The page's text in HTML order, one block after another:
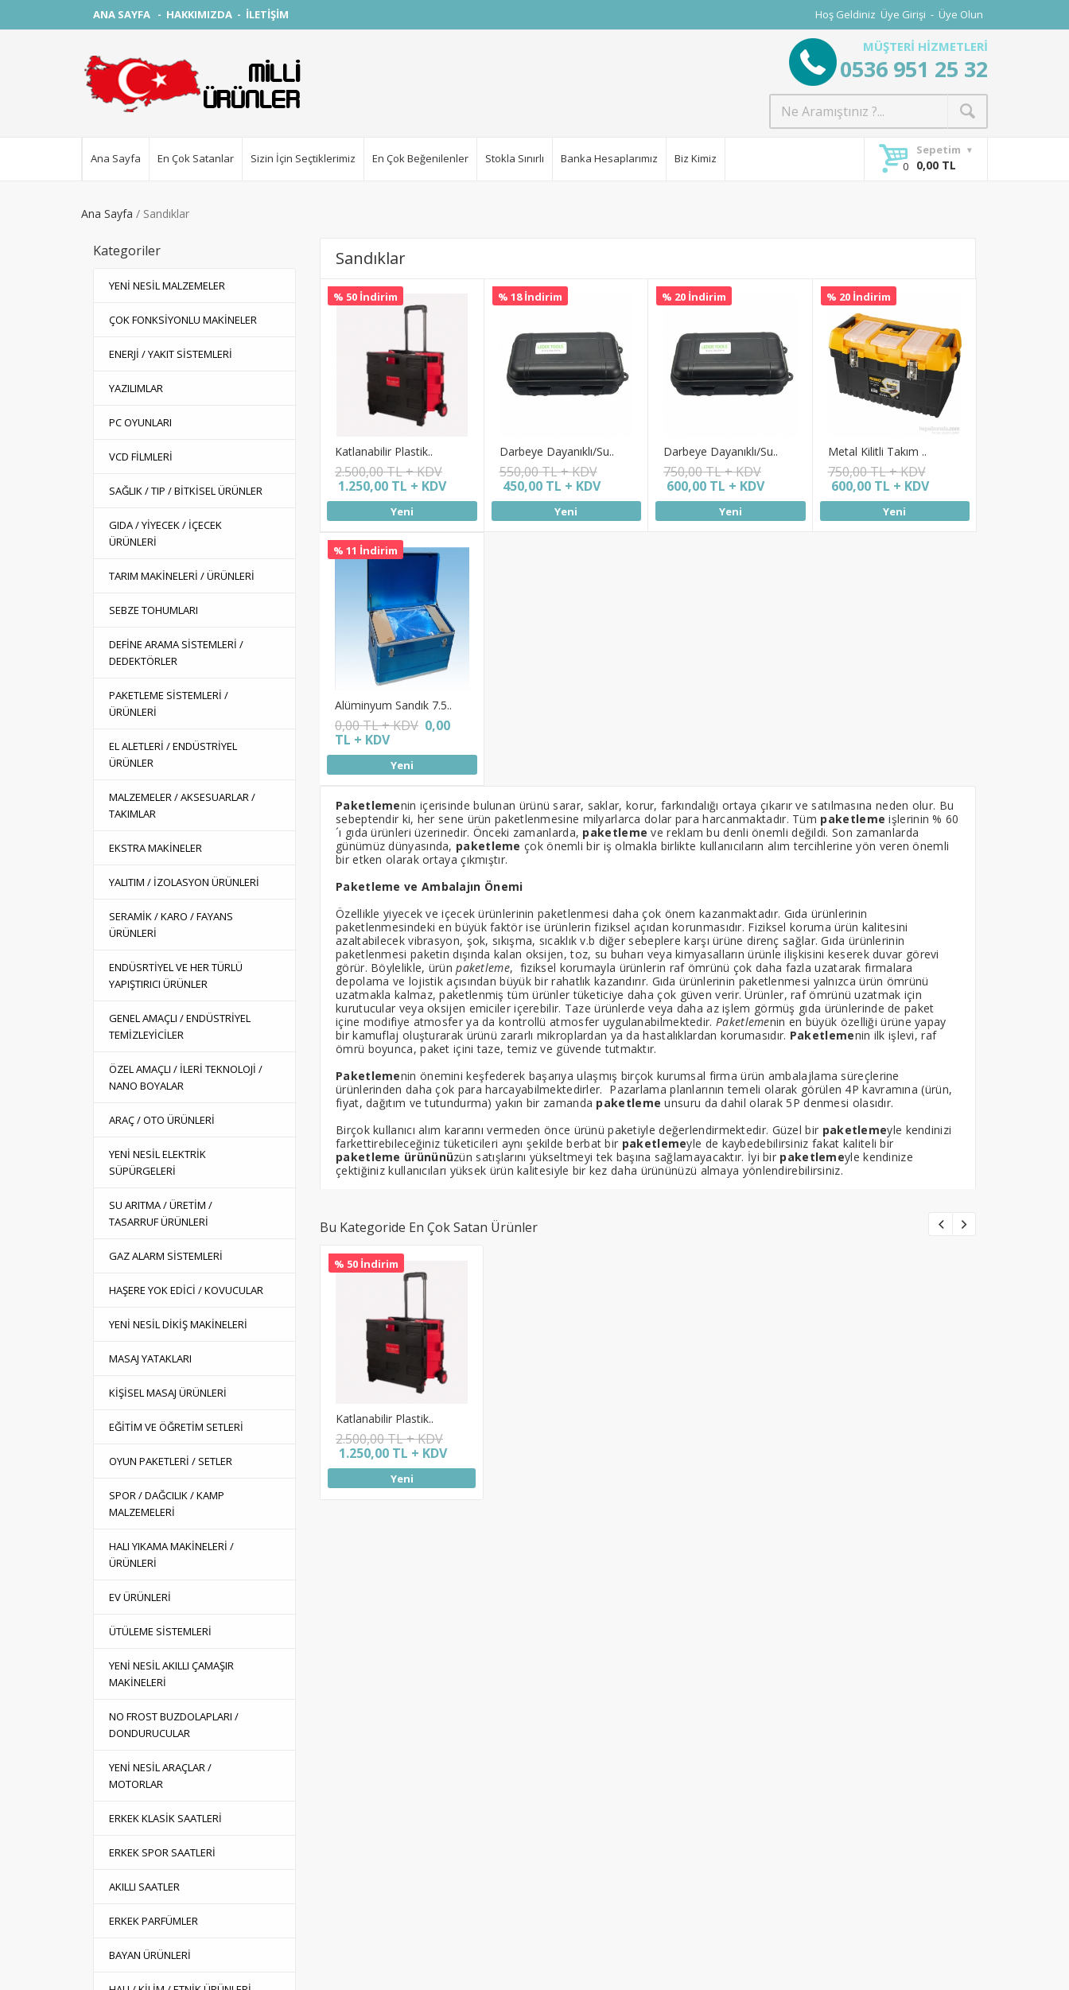
ANA SAYFA - HAKKIMIZDA - İLETİŞİM Hoş Geldiniz Üye Girişi - Üye Olun
MÜŞTERİ HİZMETLERİ
0536 951 25 32
Ana Sayfa En Çok Satanlar Sizin İçin Seçtiklerimiz En Çok Beğenilenler Stokla Sınırlı Banka Hesaplarımız Biz Kimiz
Sepetim
0,00 TL
Ana Sayfa Sandıklar
Kategoriler
YENİ NESİL MALZEMELER
ÇOK FONKSİYONLU MAKİNELER
ENERJİ / YAKIT SİSTEMLERİ
YAZILIMLAR
PC OYUNLARI
VCD FİLMLERİ
SAĞLIK / TIP / BİTKİSEL ÜRÜNLER
GIDA / YİYECEK / İÇECEK
ÜRÜNLERİ
TARIM MAKİNELERİ / ÜRÜNLERİ
SEBZE TOHUMLARI
DEFİNE ARAMA SİSTEMLERİ /
DEDEKTÖRLER
PAKETLEME SİSTEMLERİ /
ÜRÜNLERİ
EL ALETLERİ / ENDÜSTRİYEL
ÜRÜNLER
MALZEMELER / AKSESUARLAR /
TAKIMLAR
EKSTRA MAKİNELER
YALITIM / İZOLASYON ÜRÜNLERİ
SERAMİK / KARO / FAYANS
ÜRÜNLERİ
ENDÜSRTİYEL VE HER TÜRLÜ
YAPIŞTIRICI ÜRÜNLER
GENEL AMAÇLI / ENDÜSTRİYEL
TEMİZLEYİCİLER
ÖZEL AMAÇLI / İLERİ TEKNOLOJİ /
NANO BOYALAR
ARAÇ / OTO ÜRÜNLERİ
YENİ NESİL ELEKTRİK
SÜPÜRGELERİ
SU ARITMA / ÜRETİM /
TASARRUF ÜRÜNLERİ
GAZ ALARM SİSTEMLERİ
HAŞERE YOK EDİCİ / KOVUCULAR
YENİ NESİL DİKİŞ MAKİNELERİ
MASAJ YATAKLARI
KİŞİSEL MASAJ ÜRÜNLERİ
EĞİTİM VE ÖĞRETİM SETLERİ
OYUN PAKETLERİ / SETLER
SPOR / DAĞCILIK / KAMP
MALZEMELERİ
HALI YIKAMA MAKİNELERİ /
ÜRÜNLERİ
EV ÜRÜNLERİ
ÜTÜLEME SİSTEMLERİ
YENİ NESİL AKILLI ÇAMAŞIR
MAKİNELERİ
NO FROST BUZDOLAPLARI /
DONDURUCULAR
YENİ NESİL ARAÇLAR /
MOTORLAR
ERKEK KLASİK SAATLERİ
ERKEK SPOR SAATLERİ
AKILLI SAATLER
ERKEK PARFÜMLER
BAYAN ÜRÜNLERİ
Sandıklar
Katlanabilir Plastik..
2.500,00 TL + KDV
1.250,00 TL + KDV
Yeni
% 50 İndirim
Darbeye Dayanıklı/Su..
550,00 TL + KDV
450,00 TL + KDV
Yeni
% 18 İndirim
Darbeye Dayanıklı/Su..
750,00 TL + KDV
600,00 TL + KDV
Yeni
% 20 İndirim
Metal Kilitli Takım ..
750,00 TL + KDV
600,00 TL + KDV
Yeni
% 20 İndirim
Alüminyum Sandık 7.5..
0,00 TL + KDV 0,00
TL + KDV
Yeni
% 11 İndirim
Paketlemenin içerisinde bulunan ürünü sarar, saklar, korur, farkındalığı ortaya çıkarır ve satılmasına neden olur. Bu
sebeptendir ki, her sene ürün paketlenmesine milyarlarca dolar para harcanmaktadır. Tüm paketleme işlerinin % 60
´ı gıda ürünleri üzerinedir. Önceki zamanlarda, paketleme ve reklam bu denli önemli değildi. Son zamanlarda
günümüz dünyasında, paketleme çok önemli bir iş olmakla birlikte kullanıcıların alım tercihlerine yön veren önemli
bir etken olarak ortaya çıkmıştır.
Paketleme ve Ambalajın Önemi
Özellikle yiyecek ve içecek ürünlerinin paketlenmesi daha çok önem kazanmaktadır. Gıda ürünlerinin
paketlenmesindeki en büyük faktör ise ürünlerin fiziksel açıdan korunmasıdır. Fiziksel koruma ürün kalitesini
azaltabilecek vibrasyon, şok, sıkışma, sıcaklık v.b diğer sebeplere karşı ürüne direnç sağlar. Gıda ürünlerinin
paketlenmesi paketin dışında kalan oksijen, toz, su buharı veya kimyasalların ürünle ilişkisini keserek duvar görevi
görür. Böylelikle, ürünpaketleme, fiziksel korumayla ürünlerin raf ömrünü çok daha fazla uzatarak firmalara
depolama ve lojistik açısından büyük bir rahatlık kazandırır. Gıda ürünlerinin paketlenmesi yalnızca ürün ömrünü
uzatmakla kalmaz, paketlenmiş tüm ürünler tüketiciye daha çok güven verir. Ürünler, raf ömrünü uzatmak için
kurutucular veya oksijen emiciler içerebilir. Taze ürünlerde veya daha az işlem görmüş gıda ürünlerinde de paket
içine modifiye atmosfer ya da kontrollü atmosfer uygulanabilmektedir. Paketlemenin en büyük özelliği ürüne yapay
bir kamuflaj oluşturarak ürünü zararlı mikroplardan ya da hastalıklardan korumasıdır. Paketlemenin ilk işlevi, raf
ömrü boyunca, paket içini taze, temiz ve güvende tutmaktır.
Paketlemenin önemini keşfederek başarıya ulaşmış birçok kurumsal firma ürün ambalajlama süreçlerine
ürünlerinden daha çok para harcayabilmektedirler. Pazarlama planlarının temeli olarak görülen 4P kavramına (ürün,
fiyat, dağıtım ve tutundurma) yakın bir zamanda paketleme unsuru da dahil olarak 5P denmesi olasıdır.
Birçok kullanıcı alım kararını vermeden önce ürünü paketiyle değerlendirmektedir. Güzel bir paketlemeyle kendinizi
farkettirebileceğiniz tüketicileri aynı şekilde berbat bir paketlemeyle de kaybedebilirsiniz fakat kaliteli bir
paketleme ürününüzün satışlarını yükseltmeyi tek başına sağlamayacaktır. İyi bir paketlemeyle kendinize
çektiğiniz kullanıcıları yüksek ürün kalitesiyle bir kez daha ürününüzü almaya yönlendirebilirsiniz.
Bu Kategoride En Çok Satan Ürünler
Katlanabilir Plastik..
2.500,00 TL + KDV
1.250,00 TL + KDV
Yeni
% 50 İndirim